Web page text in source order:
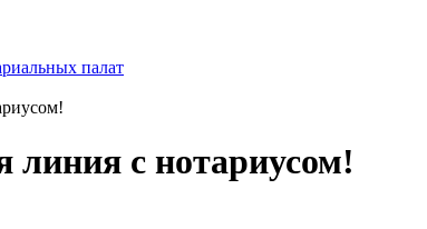
палат
с нотариусом!